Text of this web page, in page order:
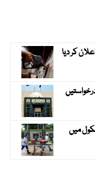
کر دیا
میں